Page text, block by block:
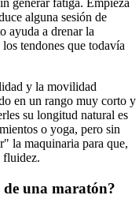
alguna sesión de
ayuda a drenar la
tendones que todavía
y la movilidad
en un rango muy corto y
su longitud natural es
o yoga, pero sin
la maquinaria para que,
fluidez.
de una maratón?